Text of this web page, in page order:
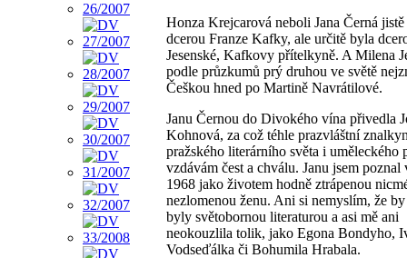
Honza Krejcarová neboli Jana Černá
dcerou Franze Kafky, ale určitě byla
Jesenské, Kafkovy přítelkyně. A Milena
podle průzkumů prý druhou ve světě
Češkou hned po Martině Navrátilové.
Janu Černou do Divokého vína přivedla
Kohnová, za což téhle prazvláštní
pražského literárního světa i uměleckého
vzdávám čest a chválu. Janu jsem poznal
1968 jako životem hodně ztrápenou
nezlomenou ženu. Ani si nemyslím, že
byly světobornou literaturou a asi mě ani
neokouzlila tolik, jako Egona Bondyho,
Vodseďálka či Bohumila Hrabala.